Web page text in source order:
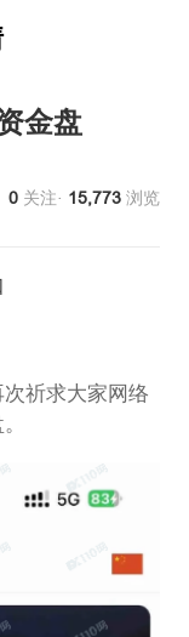
金盘
0 关注· 15,773 浏览
祈求大家网络